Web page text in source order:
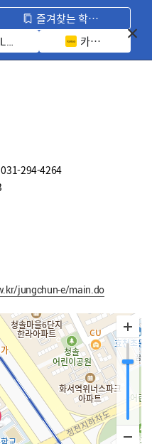
즐겨찾는 학교 모아보기
복사 카카오톡 공유
031-294-4264
jungchun-e/main.do